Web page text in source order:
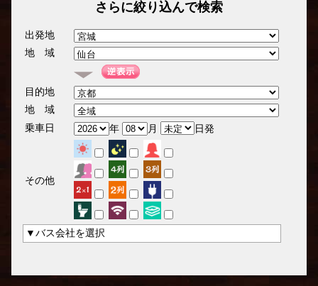
さらに絞り込んで検索
出発地
地 域
目的地
地 域
乗車日
年 月 日発
その他
▼バス会社を選択